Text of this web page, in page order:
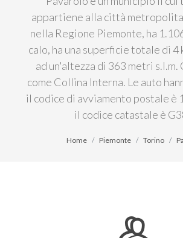
appartiene alla città
nella Regione Piemonte, ha
calo, ha una superficie totale di 4
ad un'altezza di 363 metri
come Collina Interna. Le auto
il codice di avviamento postale è
il codice catastale è
Home Piemonte Torino